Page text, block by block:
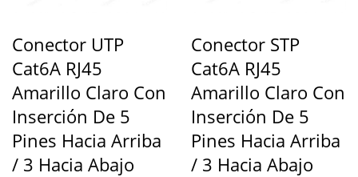
Conector UTP
Cat6A RJ45
Amarillo Claro Con
Inserción De 5
Pines Hacia Arriba
/ 3 Hacia Abajo
Conector STP
Cat6A RJ45
Amarillo Claro Con
Inserción De 5
Pines Hacia Arriba
/ 3 Hacia Abajo